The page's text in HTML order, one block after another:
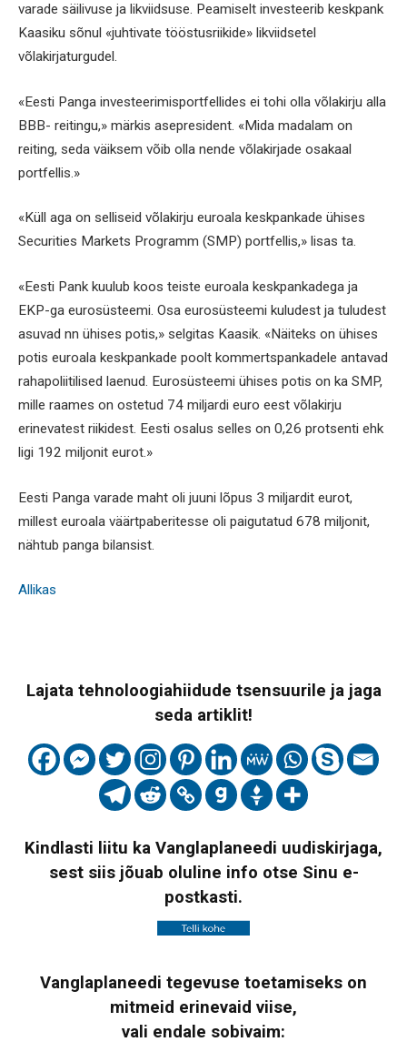
varade säilivuse ja likviidsuse. Peamiselt investeerib keskpank
Kaasiku sõnul «juhtivate tööstusriikide» likviidsetel
võlakirjaturgudel.
«Eesti Panga investeerimisportfellides ei tohi olla võlakirju alla
BBB- reitingu,» märkis asepresident. «Mida madalam on
reiting, seda väiksem võib olla nende võlakirjade osakaal
portfellis.»
«Küll aga on selliseid võlakirju euroala keskpankade ühises
Securities Markets Programm (SMP) portfellis,» lisas ta.
«Eesti Pank kuulub koos teiste euroala keskpankadega ja
EKP-ga eurosüsteemi. Osa eurosüsteemi kuludest ja tuludest
asuvad nn ühises potis,» selgitas Kaasik. «Näiteks on ühises
potis euroala keskpankade poolt kommertspankadele antavad
rahapoliitilised laenud. Eurosüsteemi ühises potis on ka SMP,
mille raames on ostetud 74 miljardi euro eest võlakirju
erinevatest riikidest. Eesti osalus selles on 0,26 protsenti ehk
ligi 192 miljonit eurot.»
Eesti Panga varade maht oli juuni lõpus 3 miljardit eurot,
millest euroala väärtpaberitesse oli paigutatud 678 miljonit,
nähtub panga bilansist.
Allikas
Lajata tehnoloogiahiidude tsensuurile ja jaga
seda artiklit!
Kindlasti liitu ka Vanglaplaneedi uudiskirjaga,
sest siis jõuab oluline info otse Sinu e-
postkasti.
Vanglaplaneedi tegevuse toetamiseks on
mitmeid erinevaid viise,
vali endale sobivaim: